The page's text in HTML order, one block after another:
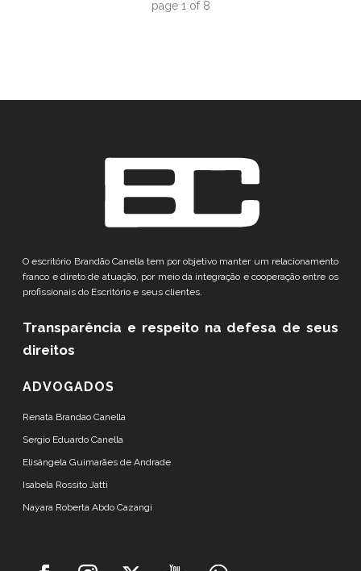
page 1of 8
O escritório Brandão Canella tem por objetivo manter um relacionamento
franco e direto de atuação, por meio da integração e cooperação entre os
profissionais do Escritório e seus clientes.
Transparência e respeito na defesa de seus
direitos
ADVOGADOS
Renata Brandao Canella
Sergio Eduardo Canella
Elisângela Guimarães de Andrade
Isabela Rossito Jatti
Nayara Roberta Abdo Cazangi